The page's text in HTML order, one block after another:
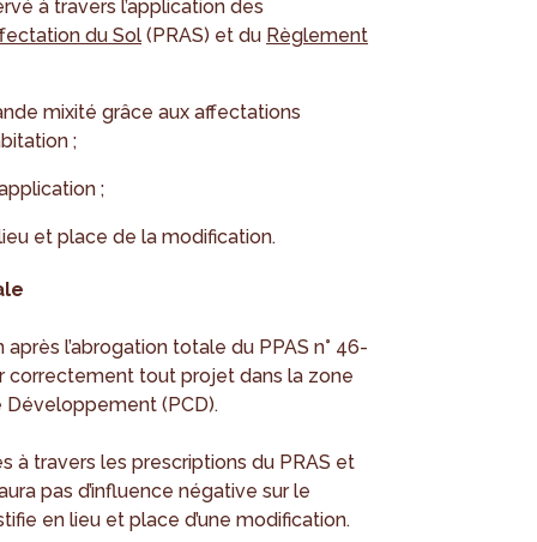
à travers l’application des
du Sol (PRAS) et du Règlement
mixité grâce aux affectations
;
;
et place de la modification.
l’abrogation totale du PPAS n° 46-
correctement tout projet dans la zone
(PCD).
à travers les prescriptions du PRAS et
pas d’influence négative sur le
en lieu et place d’une modification.